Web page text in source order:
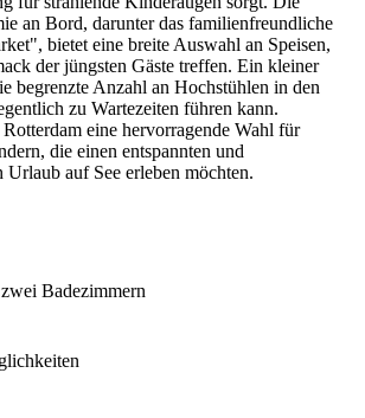
an Bord, darunter das familienfreundliche
bietet eine breite Auswahl an Speisen,
der jüngsten Gäste treffen. Ein kleiner
begrenzte Anzahl an Hochstühlen in den
zu Wartezeiten führen kann.
eine hervorragende Wahl für
die einen entspannten und
Urlaub auf See erleben möchten.
Badezimmern